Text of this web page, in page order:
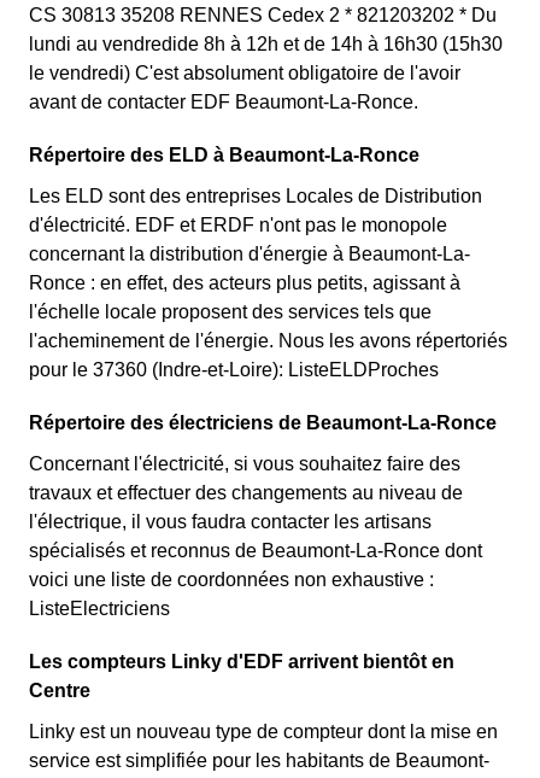
CS 30813 35208 RENNES Cedex 2 * 821203202 * Du
lundi au vendredide 8h à 12h et de 14h à 16h30 (15h30
le vendredi) C'est absolument obligatoire de l'avoir
avant de contacter EDF Beaumont-La-Ronce.
Répertoire des ELD à Beaumont-La-Ronce
Les ELD sont des entreprises Locales de Distribution
d'électricité. EDF et ERDF n'ont pas le monopole
concernant la distribution d'énergie à Beaumont-La-
Ronce : en effet, des acteurs plus petits, agissant à
l'échelle locale proposent des services tels que
l'acheminement de l'énergie. Nous les avons répertoriés
pour le 37360 (Indre-et-Loire): ListeELDProches
Répertoire des électriciens de Beaumont-La-Ronce
Concernant l'électricité, si vous souhaitez faire des
travaux et effectuer des changements au niveau de
l'électrique, il vous faudra contacter les artisans
spécialisés et reconnus de Beaumont-La-Ronce dont
voici une liste de coordonnées non exhaustive :
ListeElectriciens
Les compteurs Linky d'EDF arrivent bientôt en
Centre
Linky est un nouveau type de compteur dont la mise en
service est simplifiée pour les habitants de Beaumont-